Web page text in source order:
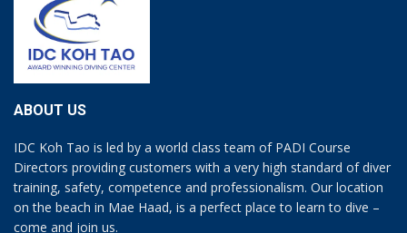
ABOUT US
IDC Koh Tao is led by a world class team of PADI Course
Directors providing customers with a very high standard of diver
training, safety, competence and professionalism. Our location
on the beach in Mae Haad, is a perfect place to learn to dive –
come and join us.